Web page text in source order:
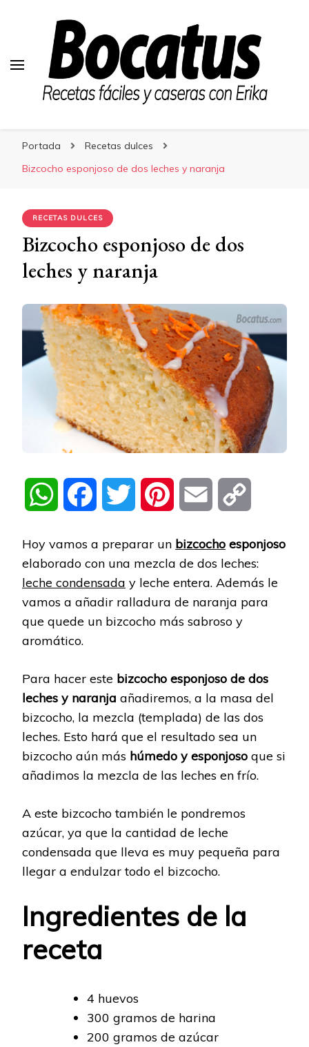
Portada
Recetas dulces
Bizcocho esponjoso de dos leches y naranja
RECETAS DULCES
Bizcocho esponjoso de dos
leches y naranja
WhatsAppFacebook Twitter Pinterest Email
Hoy vamos a preparar un bizcocho esponjoso
elaborado con una mezcla de dos leches:
leche condensada y leche entera. Además le
vamos a añadir ralladura de naranja para
que quede un bizcocho más sabroso y
aromático.
Para hacer este bizcocho esponjoso de dos
leches y naranja añadiremos, a la masa del
bizcocho, la mezcla (templada) de las dos
leches. Esto hará que el resultado sea un
bizcocho aún más húmedo y esponjoso que si
añadimos la mezcla de las leches en frío.
A este bizcocho también le pondremos
azúcar, ya que la cantidad de leche
condensada que lleva es muy pequeña para
llegar a endulzar todo el bizcocho.
Ingredientes de la
receta
4 huevos
300 gramos de harina
200 gramos de azúcar